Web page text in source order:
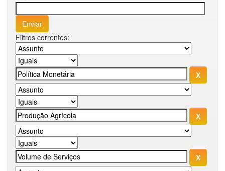
Filtros correntes: